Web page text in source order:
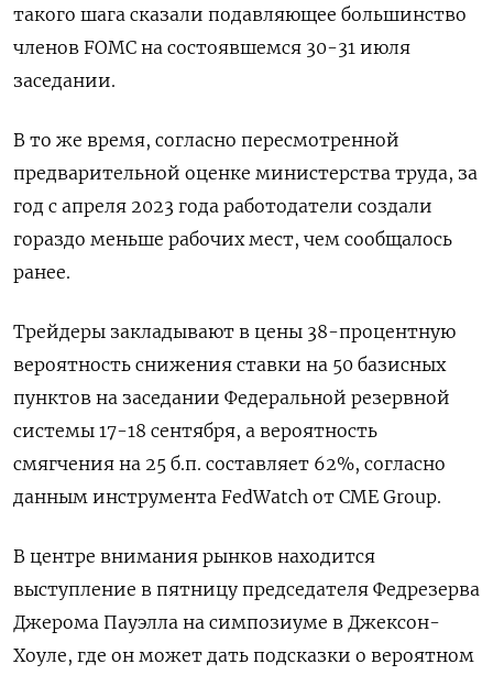
такого шага сказали подавляющее большинство
членов FOMC на состоявшемся 30-31 июля
заседании.
В то же время, согласно пересмотренной
предварительной оценке министерства труда, за
год с апреля 2023 года работодатели создали
гораздо меньше рабочих мест, чем сообщалось
ранее.
Трейдеры закладывают в цены 38-процентную
вероятность снижения ставки на 50 базисных
пунктов на заседании Федеральной резервной
системы 17-18 сентября, а вероятность
смягчения на 25 б.п. составляет 62%, согласно
данным инструмента FedWatch от CME Group.
В центре внимания рынков находится
выступление в пятницу председателя Федрезерва
Джерома Пауэлла на симпозиуме в Джексон-
Хоуле, где он может дать подсказки о вероятном